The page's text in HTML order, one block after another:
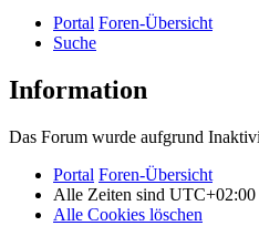
Portal Foren-Übersicht
Suche
Information
Das Forum wurde aufgrund
Portal Foren-Übersicht
Alle Zeiten sind UTC+02:00
Alle Cookies löschen